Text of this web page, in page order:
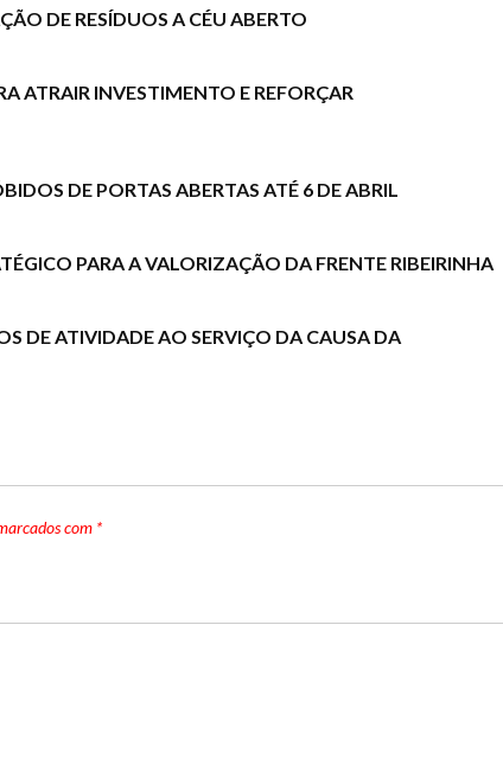
DE RESÍDUOS A CÉU ABERTO
ATRAIR INVESTIMENTO E REFORÇAR
DE PORTAS ABERTAS ATÉ 6 DE ABRIL
PARA A VALORIZAÇÃO DA FRENTE RIBEIRINHA
DE ATIVIDADE AO SERVIÇO DA CAUSA DA
com *